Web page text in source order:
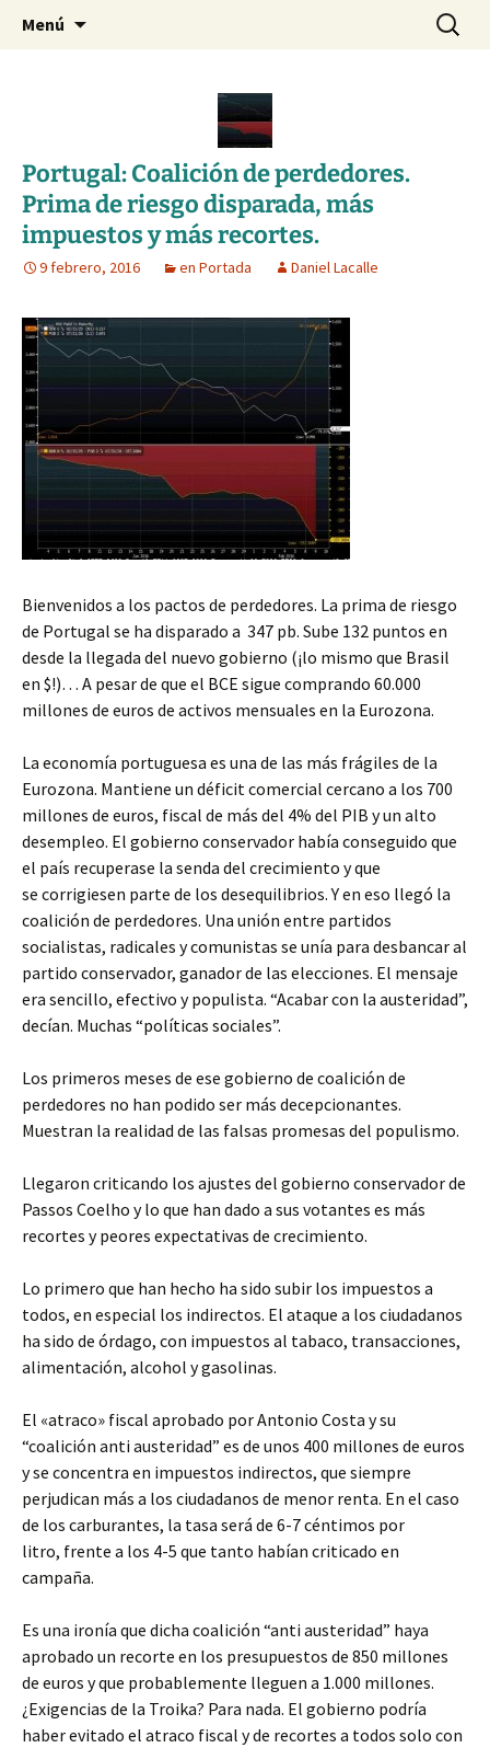
dlacalle.com
Blog de Daniel Lacalle
Menú Buscar:
Portugal: Coalición de perdedores.
Prima de riesgo disparada, más
impuestos y más recortes.
9 febrero, 2016 en Portada Daniel Lacalle
Bienvenidos a los pactos de perdedores. La prima de riesgo
de Portugal se ha disparado a 347 pb. Sube 132 puntos en
desde la llegada del nuevo gobierno (¡lo mismo que Brasil
en $!)… A pesar de que el BCE sigue comprando 60.000
millones de euros de activos mensuales en la Eurozona.
La economía portuguesa es una de las más frágiles de la
Eurozona. Mantiene un déficit comercial cercano a los 700
millones de euros, fiscal de más del 4% del PIB y un alto
desempleo. El gobierno conservador había conseguido que
el país recuperase la senda del crecimiento y que
se corrigiesen parte de los desequilibrios. Y en eso llegó la
coalición de perdedores. Una unión entre partidos
socialistas, radicales y comunistas se unía para desbancar al
partido conservador, ganador de las elecciones. El mensaje
era sencillo, efectivo y populista. “Acabar con la austeridad”,
decían. Muchas “políticas sociales”.
Los primeros meses de ese gobierno de coalición de
perdedores no han podido ser más decepcionantes.
Muestran la realidad de las falsas promesas del populismo.
Llegaron criticando los ajustes del gobierno conservador de
Passos Coelho y lo que han dado a sus votantes es más
recortes y peores expectativas de crecimiento.
Lo primero que han hecho ha sido subir los impuestos a
todos, en especial los indirectos. El ataque a los ciudadanos
ha sido de órdago, con impuestos al tabaco, transacciones,
alimentación, alcohol y gasolinas.
El «atraco» fiscal aprobado por Antonio Costa y su
“coalición anti austeridad” es de unos 400 millones de euros
y se concentra en impuestos indirectos, que siempre
perjudican más a los ciudadanos de menor renta. En el caso
de los carburantes, la tasa será de 6-7 céntimos por
litro, frente a los 4-5 que tanto habían criticado en
campaña.
Es una ironía que dicha coalición “anti austeridad” haya
aprobado un recorte en los presupuestos de 850 millones
de euros y que probablemente lleguen a 1.000 millones.
¿Exigencias de la Troika? Para nada. El gobierno podría
haber evitado el atraco fiscal y de recortes a todos solo con